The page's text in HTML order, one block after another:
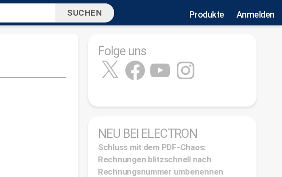
Produkte Anmelden
Folge uns
X FacebookYouTubeInstagram
NEU BEI ELECTRON
Schluss mit dem PDF-Chaos:
Rechnungen blitzschnell nach
Rechnungsnummer umbenennen